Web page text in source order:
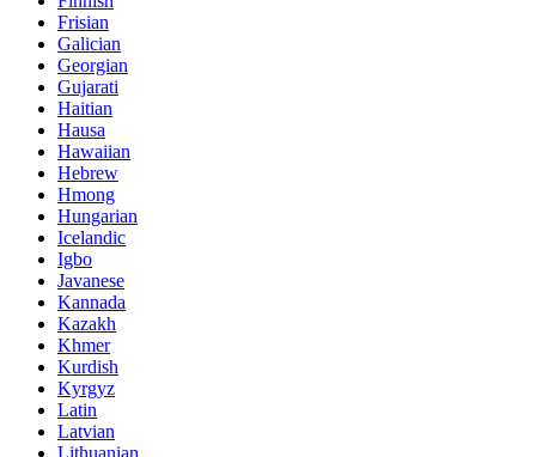
Frisian
Galician
Georgian
Gujarati
Haitian
Hausa
Hawaiian
Hebrew
Hmong
Hungarian
Icelandic
Igbo
Javanese
Kannada
Kazakh
Khmer
Kurdish
Kyrgyz
Latin
Latvian